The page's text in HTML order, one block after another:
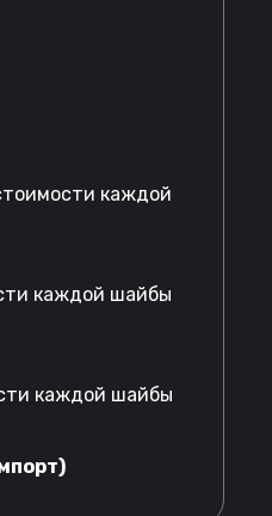
каждой
каждой шайбы
каждой шайбы